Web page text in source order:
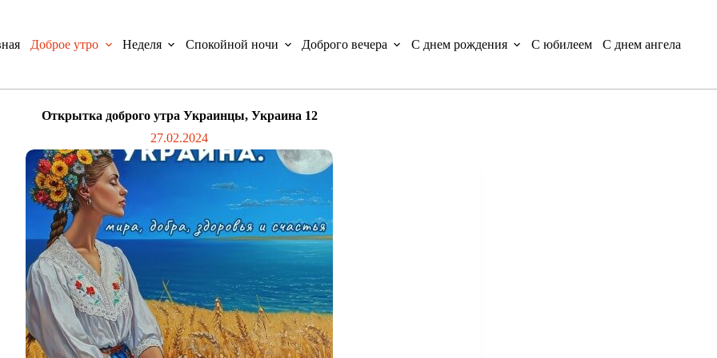
Доброе утро Неделя Спокойной ночи Доброго вечера С днем рождения С юбилеем С днем ангела
Открытка доброго утра Украинцы, Украина 12
27.02.2024